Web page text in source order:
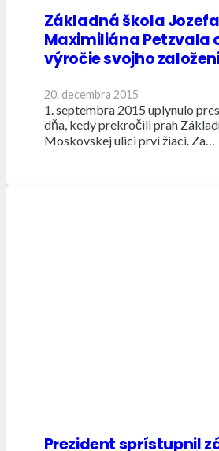
Základná škola Jozefa
Maximiliána Petzvala
výročie svojho
20. decembra 2015
1. septembra 2015 uplynulo
dňa, kedy prekročili prah
Moskovskej ulici prví žiaci. Za…
Prezident sprístupnil